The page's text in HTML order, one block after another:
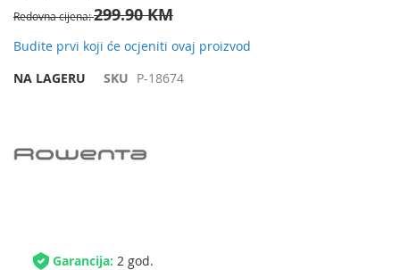
Redovna cijena 299.90 KM
Budite prvi koji će ocjeniti ovaj proizvod
NA LAGERU
SKU P-18674
Garancija: 2 god.